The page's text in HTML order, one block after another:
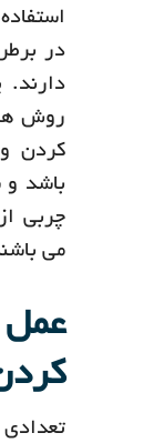
در
دارند.
روش
کردن
باشد
چربی
می